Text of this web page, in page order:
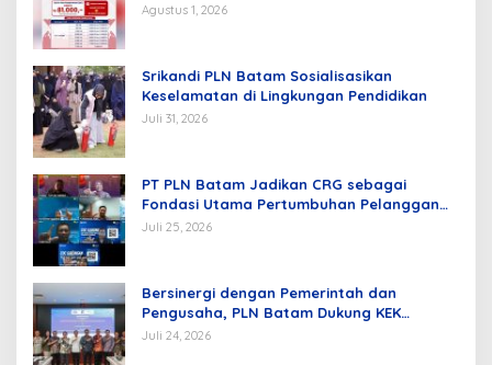
Agustus 1, 2026
Srikandi PLN Batam Sosialisasikan
Keselamatan di Lingkungan Pendidikan
Juli 31, 2026
PT PLN Batam Jadikan CRG sebagai
Fondasi Utama Pertumbuhan Pelanggan
dan Pembangunan Infrastruktur
Juli 25, 2026
Bersinergi dengan Pemerintah dan
Pengusaha, PLN Batam Dukung KEK
Tanjung Sauh sebagai Hub Energi Baru
Juli 24, 2026